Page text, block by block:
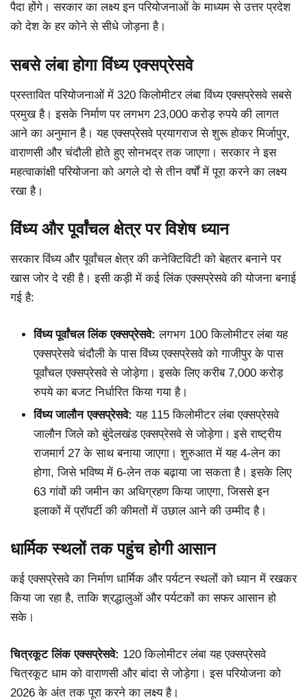
पैदा होंगे। सरकार का लक्ष्य इन परियोजनाओं के माध्यम से उत्तर प्रदेश
को देश के हर कोने से सीधे जोड़ना है।
सबसे लंबा होगा विंध्य एक्सप्रेसवे
प्रस्तावित परियोजनाओं में 320 किलोमीटर लंबा विंध्य एक्सप्रेसवे सबसे
प्रमुख है। इसके निर्माण पर लगभग 23,000 करोड़ रुपये की लागत
आने का अनुमान है। यह एक्सप्रेसवे प्रयागराज से शुरू होकर मिर्जापुर,
वाराणसी और चंदौली होते हुए सोनभद्र तक जाएगा। सरकार ने इस
महत्वाकांक्षी परियोजना को अगले दो से तीन वर्षों में पूरा करने का लक्ष्य
रखा है।
विंध्य और पूर्वांचल क्षेत्र पर विशेष ध्यान
सरकार विंध्य और पूर्वांचल क्षेत्र की कनेक्टिविटी को बेहतर बनाने पर
खास जोर दे रही है। इसी कड़ी में कई लिंक एक्सप्रेसवे की योजना बनाई
गई है:
विंध्य पूर्वांचल लिंक एक्सप्रेसवे: लगभग 100 किलोमीटर लंबा यह
एक्सप्रेसवे चंदौली के पास विंध्य एक्सप्रेसवे को गाजीपुर के पास
पूर्वांचल एक्सप्रेसवे से जोड़ेगा। इसके लिए करीब 7,000 करोड़
रुपये का बजट निर्धारित किया गया है।
विंध्य जालौन एक्सप्रेसवे: यह 115 किलोमीटर लंबा एक्सप्रेसवे
जालौन जिले को बुंदेलखंड एक्सप्रेसवे से जोड़ेगा। इसे राष्ट्रीय
राजमार्ग 27 के साथ बनाया जाएगा। शुरुआत में यह 4-लेन का
होगा, जिसे भविष्य में 6-लेन तक बढ़ाया जा सकता है। इसके लिए
63 गांवों की जमीन का अधिग्रहण किया जाएगा, जिससे इन
इलाकों में प्रॉपर्टी की कीमतों में उछाल आने की उम्मीद है।
धार्मिक स्थलों तक पहुंच होगी आसान
कई एक्सप्रेसवे का निर्माण धार्मिक और पर्यटन स्थलों को ध्यान में रखकर
किया जा रहा है, ताकि श्रद्धालुओं और पर्यटकों का सफर आसान हो
सके।
चित्रकूट लिंक एक्सप्रेसवे: 120 किलोमीटर लंबा यह एक्सप्रेसवे
चित्रकूट धाम को वाराणसी और बांदा से जोड़ेगा। इस परियोजना को
2026 के अंत तक पूरा करने का लक्ष्य है।